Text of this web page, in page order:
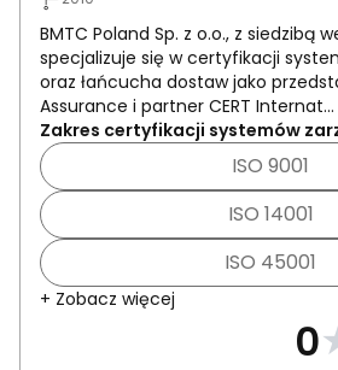
BMTC Poland Sp. z o.o., z siedzibą
specjalizuje się w certyfikacji
oraz łańcucha dostaw jako
Assurance i partner CERT Internat...
Zakres certyfikacji systemów
ISO 9001
ISO 14001
ISO 45001
+ Zobacz więcej
0